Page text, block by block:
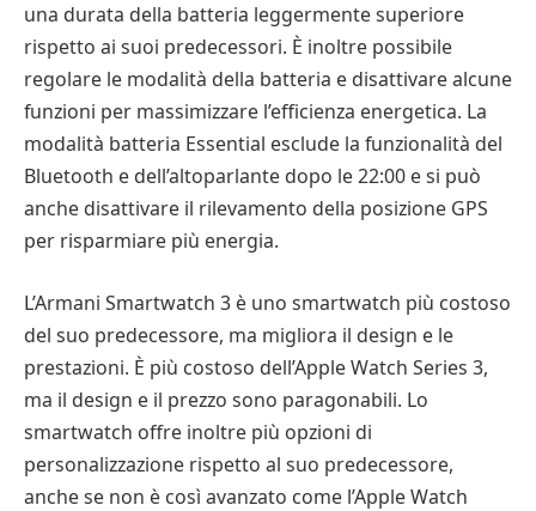
una durata della batteria leggermente superiore
rispetto ai suoi predecessori. È inoltre possibile
regolare le modalità della batteria e disattivare alcune
funzioni per massimizzare l’efficienza energetica. La
modalità batteria Essential esclude la funzionalità del
Bluetooth e dell’altoparlante dopo le 22:00 e si può
anche disattivare il rilevamento della posizione GPS
per risparmiare più energia.
L’Armani Smartwatch 3 è uno smartwatch più costoso
del suo predecessore, ma migliora il design e le
prestazioni. È più costoso dell’Apple Watch Series 3,
ma il design e il prezzo sono paragonabili. Lo
smartwatch offre inoltre più opzioni di
personalizzazione rispetto al suo predecessore,
anche se non è così avanzato come l’Apple Watch